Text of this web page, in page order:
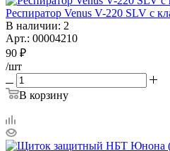
Респиратор Venus V-220 SLV с
В наличии: 2
Арт.: 00004210
90 ₽
/шт
В корзину